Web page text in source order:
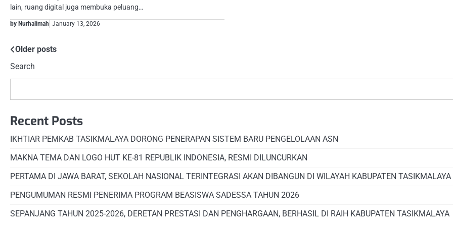
lain, ruang digital juga membuka peluang…
by Nurhalimah January 13, 2026
Posts
navigation
Older posts
Search
Recent Posts
IKHTIAR PEMKAB TASIKMALAYA DORONG PENERAPAN SISTEM BARU PENGELOLAAN ASN
MAKNA TEMA DAN LOGO HUT KE-81 REPUBLIK INDONESIA, RESMI DILUNCURKAN
PERTAMA DI JAWA BARAT, SEKOLAH NASIONAL TERINTEGRASI AKAN DIBANGUN DI WILAYAH KABUPATEN TASIKMALAYA
PENGUMUMAN RESMI PENERIMA PROGRAM BEASISWA SADESSA TAHUN 2026
SEPANJANG TAHUN 2025-2026, DERETAN PRESTASI DAN PENGHARGAAN, BERHASIL DI RAIH KABUPATEN TASIKMALAYA